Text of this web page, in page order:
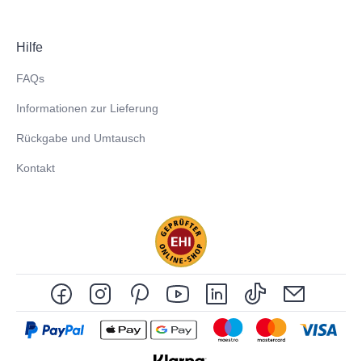
Hilfe
FAQs
Informationen zur Lieferung
Rückgabe und Umtausch
Kontakt